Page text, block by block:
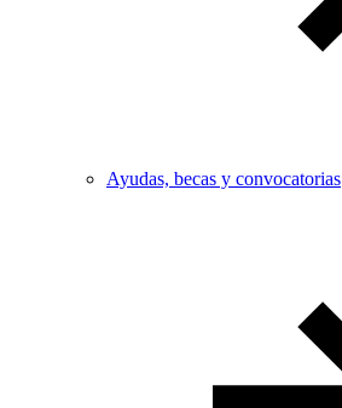
Ayudas, becas y convocatorias